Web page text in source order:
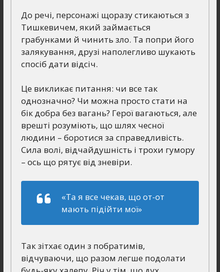
До речі, персонажі щоразу стикаються з
Тишкевичем, який займається
грабунками й чинить зло. Та попри його
залякування, друзі наполегливо шукають
спосіб дати відсіч.
Це викликає питання: чи все так
однозначно? Чи можна просто стати на
бік добра без вагань? Герої вагаються, але
врешті розуміють, що шлях чесної
людини – боротися за справедливість.
Сила волі, відчайдушність і трохи гумору
– ось що рятує від зневіри.
«Та я все чекав, що от-от
мають підійти мої»
Так зітхає один з побратимів,
відчуваючи, що разом легше подолати